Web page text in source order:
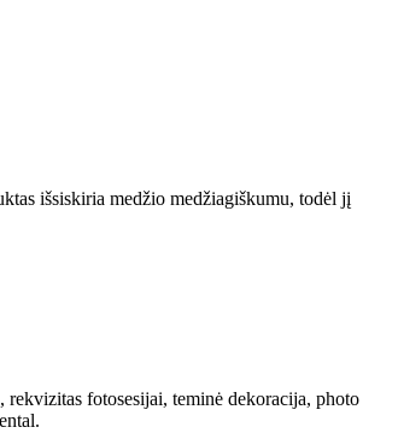
išsiskiria medžio medžiagiškumu, todėl jį
fotosesijai, teminė dekoracija, photo